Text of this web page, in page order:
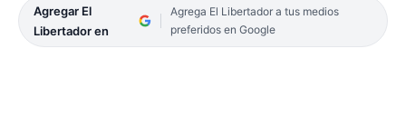
Agregar El
Libertador en
Agrega El Libertador a tus medios
preferidos en Google